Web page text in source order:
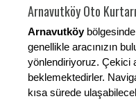
Arnavutköy Oto
Arnavutköybölgesinde
genellikle aracınızın
yönlendiriyoruz. Çekici
beklemektedirler.
kısa sürede